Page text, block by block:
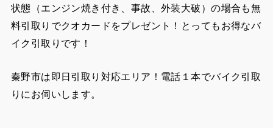
状態（エンジン焼き付き、事故、外装大破）の場合も無
料引取りでクオカードをプレゼント！とってもお得なバ
イク引取りです！
秦野市は即日引取り対応エリア！電話１本でバイク引取
りにお伺いします。